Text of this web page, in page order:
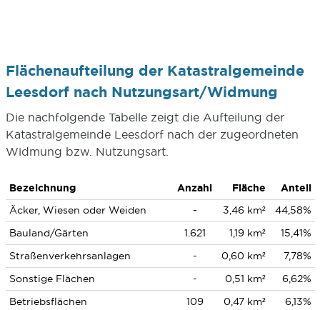
Flächenaufteilung der Katastralgemeinde
Leesdorf nach Nutzungsart/Widmung
Die nachfolgende Tabelle zeigt die Aufteilung der
Katastralgemeinde Leesdorf nach der zugeordneten
Widmung bzw. Nutzungsart.
Bezeichnung Anzahl Fläche
Anteil
Äcker, Wiesen oder Weiden
- 3,46 km²
44,58%
Bauland/Gärten
1.621 1,19 km²
15,41%
Straßenverkehrsanlagen
- 0,60 km²
7,78%
Sonstige Flächen
- 0,51 km²
6,62%
Betriebsflächen
109 0,47 km² 6,13%